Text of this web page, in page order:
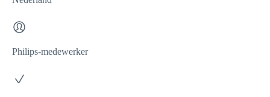
Philips-medewerker